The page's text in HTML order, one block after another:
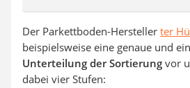
Der Parkettboden-Hersteller ter
beispielsweise eine genaue und
Unterteilung der Sortierung vor
dabei vier Stufen: